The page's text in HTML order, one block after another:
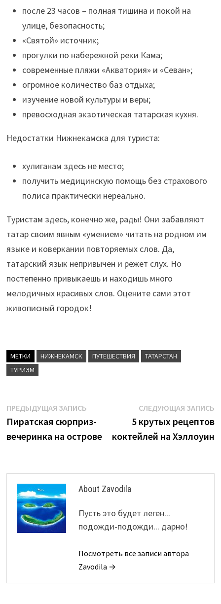
после 23 часов – полная тишина и покой на
улице, безопасность;
«Святой» источник;
прогулки по набережной реки Кама;
современные пляжи «Акватория» и «Севан»;
огромное количество баз отдыха;
изучение новой культуры и веры;
превосходная экзотическая татарская кухня.
Недостатки Нижнекамска для туриста:
хулиганам здесь не место;
получить медицинскую помощь без страхового
полиса практически нереально.
Туристам здесь, конечно же, рады! Они забавляют
татар своим явным «умением» читать на родном им
языке и коверкании повторяемых слов. Да,
татарский язык непривычен и режет слух. Но
постепенно привыкаешь и находишь много
мелодичных красивых слов. Оцените сами этот
живописный городок!
МЕТКИ НИЖНЕКАМСК ПУТЕШЕСТВИЯ
ТАТАРСТАН
ТУРИЗМ
Навигация
по
записям
ПРЕДЫДУЩАЯ ЗАПИСЬПредыдущая
запись:
Пиратская сюрприз-
вечеринка на острове
СЛЕДУЮЩАЯ ЗАПИСЬ
5 крутых рецептов
коктейлей на Хэллоуин
About Zavodila
Пусть это будет леген...
подожди-подожди... дарно!
Посмотреть все записи автора
Zavodila →